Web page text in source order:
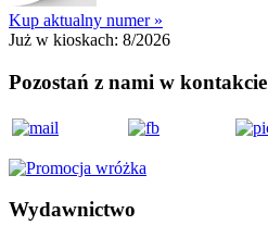
Kup aktualny numer »
Już w kioskach: 8/2026
Pozostań z nami w kontakcie
Wydawnictwo